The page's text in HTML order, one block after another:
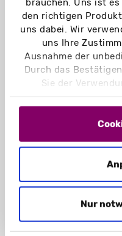
brauchen. Uns ist
den richtigen
uns dabei. Wir
uns Ihre
Ausnahme der
Durch das
Sie der
„Einstellungen“
Cookies Sie
und
Nur